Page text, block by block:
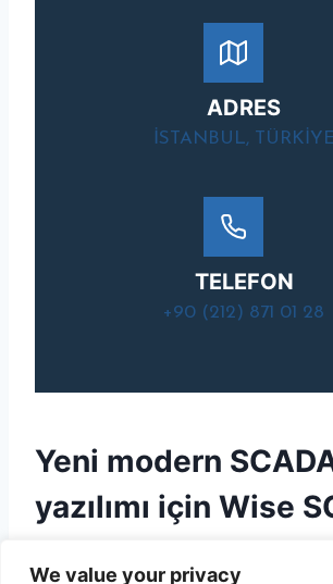
We value your privacy
ADRES
ISTANBUL, TÜRKIYE
TELEFON
+90 (212) 871 01 28
Yeni modern
yazılımı için Wise